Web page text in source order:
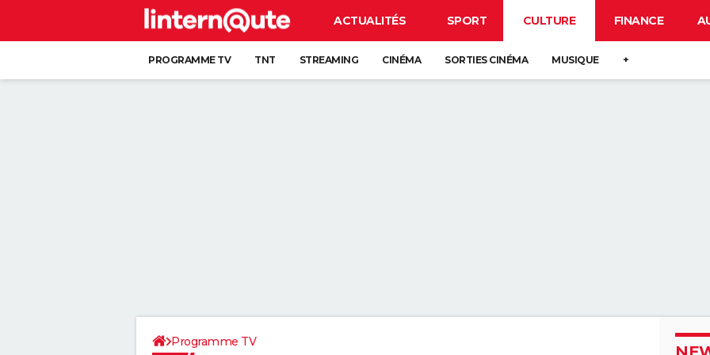
ACTUALITÉS SPORT CULTURE FINANCE
PROGRAMME TV TNT STREAMING CINÉMA SORTIES CINÉMA MUSIQUE +
Programme TV